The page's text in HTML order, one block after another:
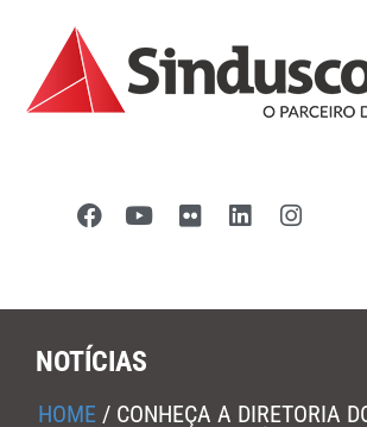
NOTÍCIAS
HOME / CONHEÇA A DIRETORIA